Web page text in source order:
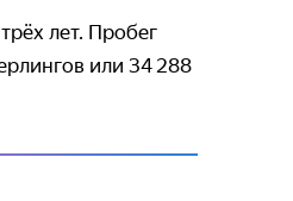
лет. Пробег
или 34 288